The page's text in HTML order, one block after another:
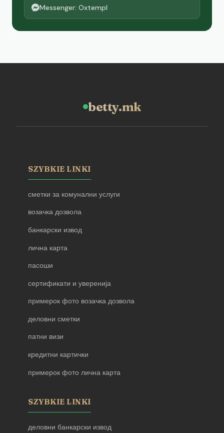
Messenger: Oxtempl
betty.mk
SZYBKIE LINKI
сметки за комунални услуги
возачка дозвола
банкарски извод
лична карта
пасоши
сертификати и уверенија
примерок фото возачка дозвола
деловни сметки
патни визи
кредитни картички
примерок фото лична карта
SZYBKIE LINKI
деловни банкарски извод